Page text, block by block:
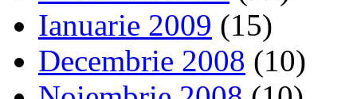
Ianuarie 2009 (15)
Decembrie 2008 (10)